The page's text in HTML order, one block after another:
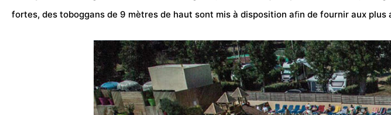
fortes, des toboggans de 9 mètres de haut sont mis à disposition aﬁn de fournir aux plus